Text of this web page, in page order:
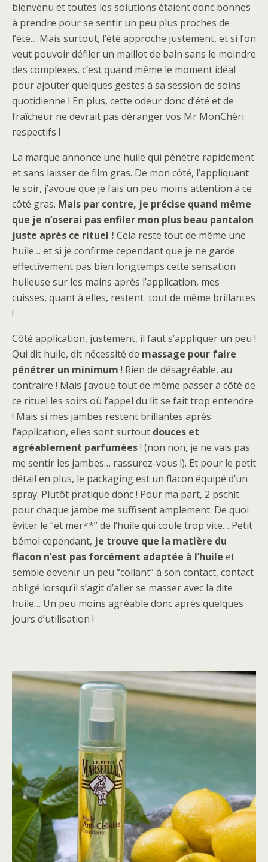
bienvenu et toutes les solutions étaient donc bonnes
à prendre pour se sentir un peu plus proches de
l’été… Mais surtout, l’été approche justement, et si l’on
veut pouvoir défiler un maillot de bain sans le moindre
des complexes, c’est quand même le moment idéal
pour ajouter quelques gestes à sa session de soins
quotidienne ! En plus, cette odeur donc d’été et de
fraîcheur ne devrait pas déranger vos Mr MonChéri
respectifs !
La marque annonce une huile qui pénètre rapidement
et sans laisser de film gras. De mon côté, l’appliquant
le soir, j’avoue que je fais un peu moins attention à ce
côté gras. Mais par contre, je précise quand même
que je n’oserai pas enfiler mon plus beau pantalon
juste après ce rituel ! Cela reste tout de même une
huile… et si je confirme cependant que je ne garde
effectivement pas bien longtemps cette sensation
huileuse sur les mains après l’application, mes
cuisses, quant à elles, restent tout de même brillantes
!
Côté application, justement, il faut s’appliquer un peu !
Qui dit huile, dit nécessité de massage pour faire
pénétrer un minimum ! Rien de désagréable, au
contraire ! Mais j’avoue tout de même passer à côté de
ce rituel les soirs où l’appel du lit se fait trop entendre
! Mais si mes jambes restent brillantes après
l’application, elles sont surtout douces et
agréablement parfumées! (non non, je ne vais pas
me sentir les jambes… rassurez-vous !). Et pour le petit
détail en plus, le packaging est un flacon équipé d’un
spray. Plutôt pratique donc ! Pour ma part, 2 pschit
pour chaque jambe me suffisent amplement. De quoi
éviter le “et mer**” de l’huile qui coule trop vite… Petit
bémol cependant, je trouve que la matière du
flacon n’est pas forcément adaptée à l’huile et
semble devenir un peu “collant” à son contact, contact
obligé lorsqu’il s’agit d’aller se masser avec la dite
huile… Un peu moins agréable donc après quelques
jours d’utilisation !